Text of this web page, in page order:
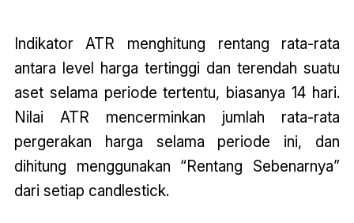
Indikator ATR menghitung rentang rata-rata
antara level harga tertinggi dan terendah suatu
aset selama periode tertentu, biasanya 14 hari.
Nilai ATR mencerminkan jumlah rata-rata
pergerakan harga selama periode ini, dan
dihitung menggunakan “Rentang Sebenarnya”
dari setiap candlestick.